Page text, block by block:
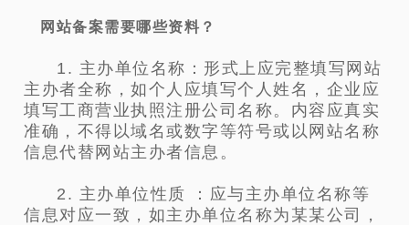
网站备案需要哪些资料？
1. 主办单位名称：形式上应完整填写网站
主办者全称，如个人应填写个人姓名，企业应
填写工商营业执照注册公司名称。内容应真实
准确，不得以域名或数字等符号或以网站名称
信息代替网站主办者信息。
2. 主办单位性质 ：应与主办单位名称等
信息对应一致，如主办单位名称为某某公司，